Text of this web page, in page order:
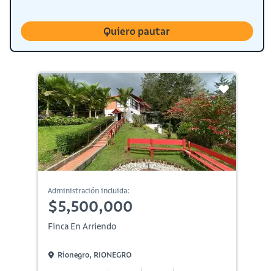
Quiero pautar
Administración incluida:
$5,500,000
Finca En Arriendo
Rionegro, RIONEGRO